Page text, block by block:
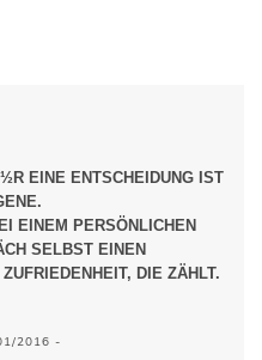
EINE ENTSCHEIDUNG IST
EINEM PERSÖNLICHEN
SELBST EINEN
DIE ZÄHLT.
2016 -